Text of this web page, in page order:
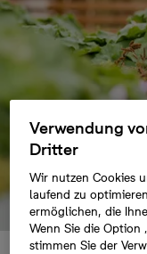
Verwendung
Dritter
Wir nutzen Cookies
laufend zu
ermöglichen, die
Wenn Sie die Option
stimmen Sie der